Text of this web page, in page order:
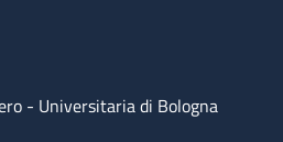
- Universitaria di Bologna